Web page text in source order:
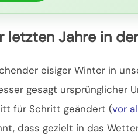
Jahre in
eisiger Winter in
gesagt ursprünglicher
für Schritt geändert (vor
dass gezielt in das